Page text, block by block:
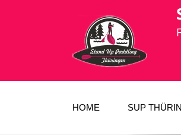
HOME SUP